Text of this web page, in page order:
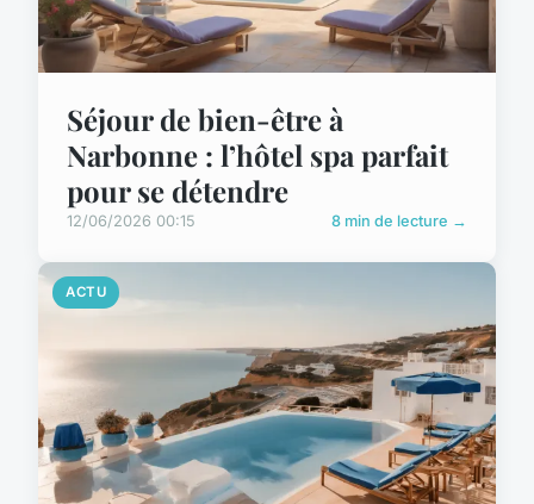
Séjour de bien-être à
Narbonne : l’hôtel spa parfait
pour se détendre
12/06/2026 00:15 8 min de lecture →
ACTU